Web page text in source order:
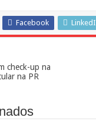
Facebook
check-up na
na PR